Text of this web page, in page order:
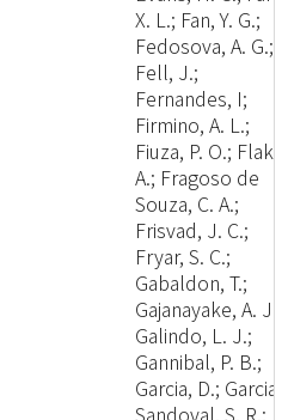
X. L.; Fan, Y. G.;
Fedosova, A. G.;
Fell, J.;
Fernandes, I;
Firmino, A. L.;
Fiuza, P. O.;
A.; Fragoso de
Souza, C. A.;
Frisvad, J. C.;
Fryar, S. C.;
Gabaldon, T.;
Gajanayake, A. J.;
Galindo, L. J.;
Gannibal, P. B.;
Garcia, D.; Garcia-
Sandoval, S. R.;